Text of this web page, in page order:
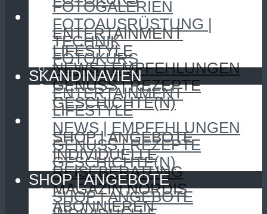
SKANDINAVIEN
ENTERTAINMENT
LIFESTYLE
NEWS | EMPFEHLUNGEN
GENUSS | REZEPTE
GESCHICHTE(N)
SHOP | ANGEBOTE
SHOP | ANGEBOTE
INDIVIDUELLE
REISEBERATUNG
MAGAZIN NORDIS
ABONNIEREN
FOTOGALERIEN
FOTOAUSRÜSTUNG |
TECHNIK
FOTOKURS
SKANDINAVIEN
ENTERTAINMENT
LIFESTYLE
NEWS | EMPFEHLUNGEN
GENUSS | REZEPTE
GESCHICHTE(N)
SHOP | ANGEBOTE
SHOP | ANGEBOTE